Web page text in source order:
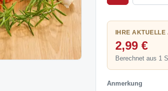
IHRE
2,99 €
Berechnet aus 1
Anmerkung